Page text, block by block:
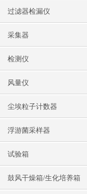
过滤器检漏仪
采集器
检测仪
风量仪
尘埃粒子计数器
浮游菌采样器
试验箱
鼓风干燥箱/生化培养箱